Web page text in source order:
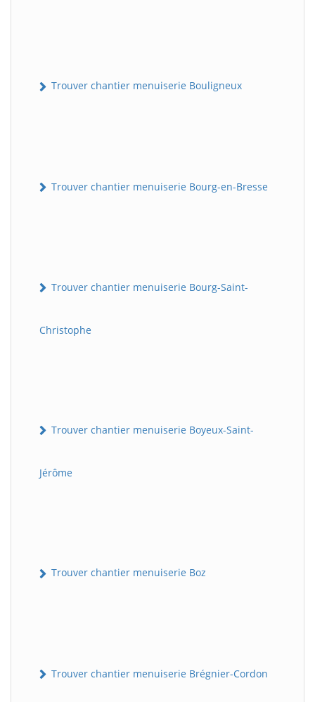
Trouver chantier menuiserie Bouligneux
Trouver chantier menuiserie Bourg-en-Bresse
Trouver chantier menuiserie Bourg-Saint-
Christophe
Trouver chantier menuiserie Boyeux-Saint-
Jérôme
Trouver chantier menuiserie Boz
Trouver chantier menuiserie Brégnier-Cordon